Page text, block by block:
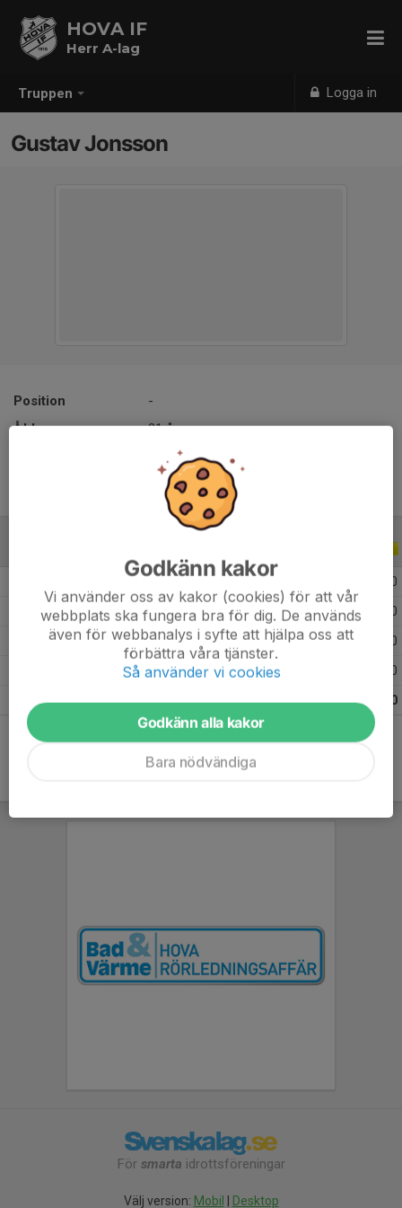
Truppen Logga in
HOVA IF
Herr A-lag
Gustav Jonsson
Position
-
Ålder
21 år
0
2024 1 0 0 0
11 0 0
0
Totalt 40 0 0 0
För smarta idrottsföreningar
Välj version: Mobil Desktop
Godkänn kakor
Vi använder oss av kakor (cookies) för att vår
webbplats ska fungera bra för dig. De används
även för webbanalys i syfte att hjälpa oss att
förbättra våra tjänster.
Så använder vi cookies
Godkänn alla kakor
Bara nödvändiga